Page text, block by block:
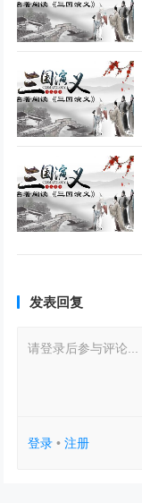
发表回复
请登录后参与评论...
登录 •注册